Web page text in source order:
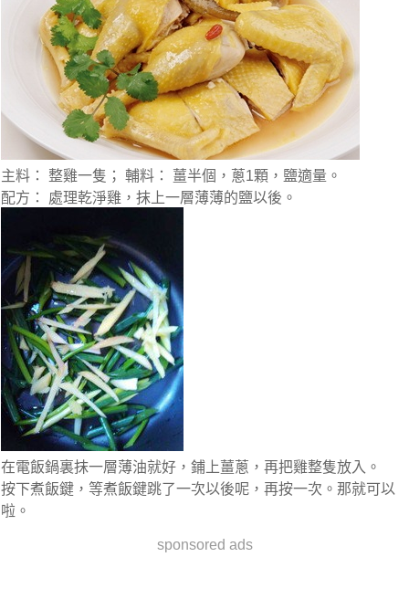
主料： 整雞一隻； 輔料： 薑半個，蔥1顆，鹽適量。
配方： 處理乾淨雞，抹上一層薄薄的鹽以後。
在電飯鍋裏抹一層薄油就好，鋪上薑蔥，再把雞整隻放入。
按下煮飯鍵，等煮飯鍵跳了一次以後呢，再按一次。那就可以
啦。
sponsored ads